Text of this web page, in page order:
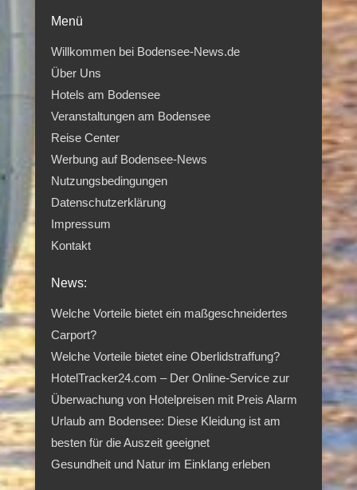
Menü
Willkommen bei Bodensee-News.de
Über Uns
Hotels am Bodensee
Veranstaltungen am Bodensee
Reise Center
Werbung auf Bodensee-News
Nutzungsbedingungen
Datenschutzerklärung
Impressum
Kontakt
News:
Welche Vorteile bietet ein maßgeschneidertes
Carport?
Welche Vorteile bietet eine Oberlidstraffung?
HotelTracker24.com – Der Online-Service zur
Überwachung von Hotelpreisen mit Preis Alarm
Urlaub am Bodensee: Diese Kleidung ist am
besten für die Auszeit geeignet
Gesundheit und Natur im Einklang erleben